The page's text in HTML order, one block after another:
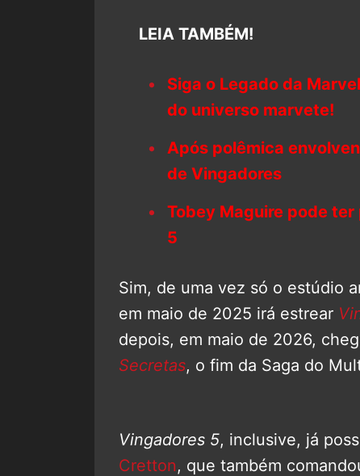
LEIA TAMBÉM!
Siga o Legado da
do universo marvete!
Após polêmica
de Vingadores
Tobey Maguire pode
5
Sim, de uma vez só o estúdio
em maio de 2025 irá estrear
depois, em maio de 2026,
Secretas, o fim da Saga do
Vingadores 5, inclusive, já
Cretton, que também